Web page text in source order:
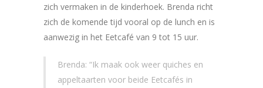
zich vermaken in de kinderhoek. Brenda richt
zich de komende tijd vooral op de lunch en is
aanwezig in het Eetcafé van 9 tot 15 uur.
Brenda: “Ik maak ook weer quiches en
appeltaarten voor beide Eetcafés in